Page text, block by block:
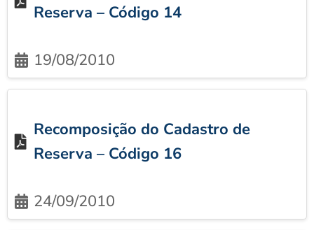
Reserva – Código 14
19/08/2010
Recomposição do Cadastro de
Reserva – Código 16
24/09/2010